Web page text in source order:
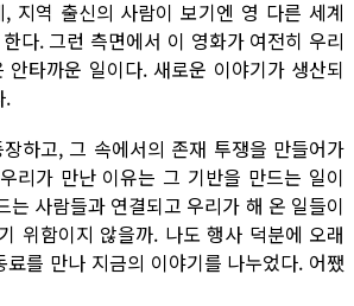
지역 출신의 사람이 보기엔 영 다른 세계
다. 그런 측면에서 이 영화가 여전히 우리
안타까운 일이다. 새로운 이야기가 생산되
.
하고, 그 속에서의 존재 투쟁을 만들어가
리가 만난 이유는 그 기반을 만드는 일이
는 사람들과 연결되고 우리가 해 온 일들이
위함이지 않을까. 나도 행사 덕분에 오래
를 만나 지금의 이야기를 나누었다. 어쨌